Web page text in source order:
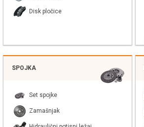
Disk pločice
SPOJKA
Set spojke
Zamašnjak